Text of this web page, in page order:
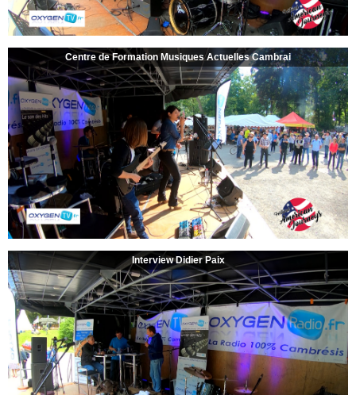
Centre de Formation Musiques Actuelles Cambrai
Interview Didier Paix